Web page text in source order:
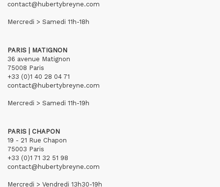
contact@hubertybreyne.com
Mercredi > Samedi 11h-18h
PARIS | MATIGNON
36 avenue Matignon
75008 Paris
+33 (0)1 40 28 04 71
contact@hubertybreyne.com
Mercredi > Samedi 11h-19h
PARIS | CHAPON
19 - 21 Rue Chapon
75003 Paris
+33 (0)1 71 32 51 98
contact@hubertybreyne.com
Mercredi > Vendredi 13h30-19h